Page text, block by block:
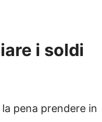
i soldi
pena prendere in